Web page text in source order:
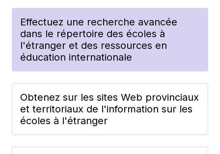
Effectuez une recherche avancée
dans le répertoire des écoles à
l'étranger et des ressources en
éducation internationale
Obtenez sur les sites Web provinciaux
et territoriaux de l'information sur les
écoles à l'étranger